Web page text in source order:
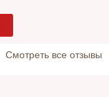
Cмотреть все отзывы